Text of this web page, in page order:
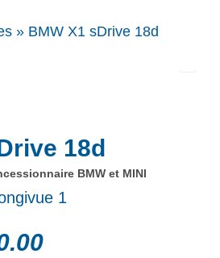
» BMW X1 sDrive 18d
18d
BMW et MINI
1